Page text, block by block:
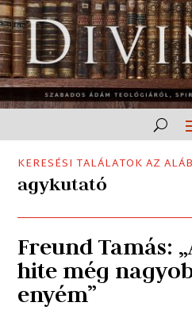
KERESÉSI TALÁLATOK AZ
agykutató
Freund Tamás:
hite még
enyém”